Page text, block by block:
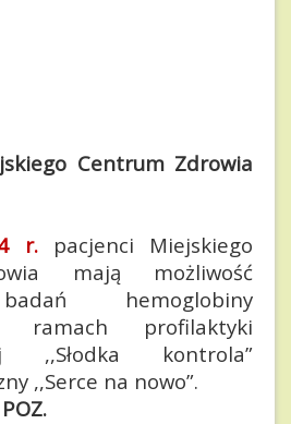
Centrum Zdrowia
r.
pacjenci Miejskiego
mają możliwość
hemoglobiny
ramach profilaktyki
,,Słodka kontrola”
,,Serce na nowo”.